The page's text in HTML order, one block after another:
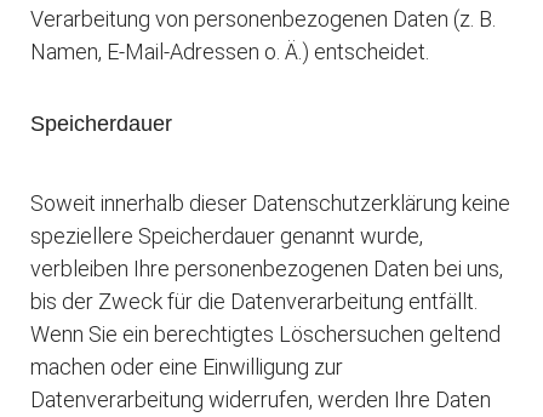
Verarbeitung von personenbezogenen Daten (z. B.
Namen, E-Mail-Adressen o. Ä.) entscheidet.
Speicherdauer
Soweit innerhalb dieser Datenschutzerklärung keine
speziellere Speicherdauer genannt wurde,
verbleiben Ihre personenbezogenen Daten bei uns,
bis der Zweck für die Datenverarbeitung entfällt.
Wenn Sie ein berechtigtes Löschersuchen geltend
machen oder eine Einwilligung zur
Datenverarbeitung widerrufen, werden Ihre Daten